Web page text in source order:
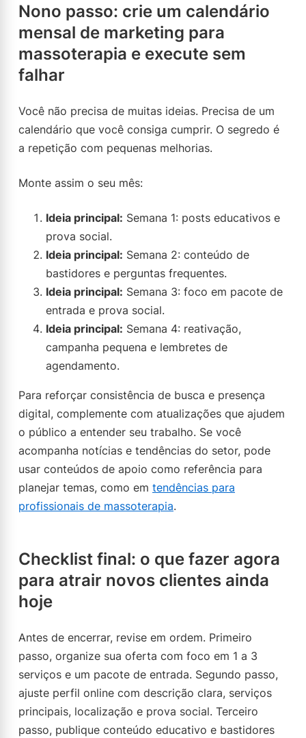
Nono passo: crie um calendário
mensal de marketing para
massoterapia e execute sem
falhar
Você não precisa de muitas ideias. Precisa de um
calendário que você consiga cumprir. O segredo é
a repetição com pequenas melhorias.
Monte assim o seu mês:
Ideia principal: Semana 1: posts educativos e
prova social.
Ideia principal: Semana 2: conteúdo de
bastidores e perguntas frequentes.
Ideia principal: Semana 3: foco em pacote de
entrada e prova social.
Ideia principal: Semana 4: reativação,
campanha pequena e lembretes de
agendamento.
Para reforçar consistência de busca e presença
digital, complemente com atualizações que ajudem
o público a entender seu trabalho. Se você
acompanha notícias e tendências do setor, pode
usar conteúdos de apoio como referência para
planejar temas, como em tendências para
profissionais de massoterapia.
Checklist final: o que fazer agora
para atrair novos clientes ainda
hoje
Antes de encerrar, revise em ordem. Primeiro
passo, organize sua oferta com foco em 1 a 3
serviços e um pacote de entrada. Segundo passo,
ajuste perfil online com descrição clara, serviços
principais, localização e prova social. Terceiro
passo, publique conteúdo educativo e bastidores